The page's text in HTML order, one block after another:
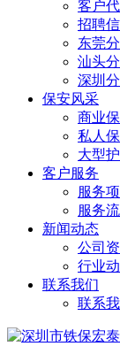
客户
招聘
东莞
汕头
深圳
保安风采
商业
私人
大型
客户服务
服务
服务
新闻动态
公司
行业
联系我们
联系